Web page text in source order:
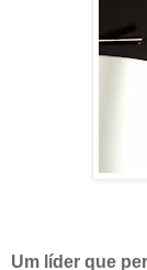
Um líder que